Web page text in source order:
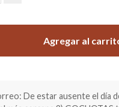
Agregar al
De estar ausente el día